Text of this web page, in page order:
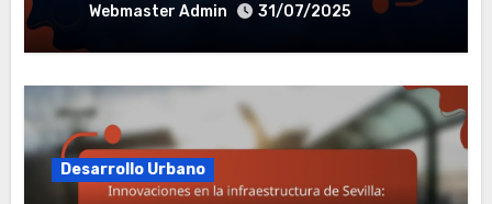
Webmaster Admin 31/07/2025
Desarrollo Urbano